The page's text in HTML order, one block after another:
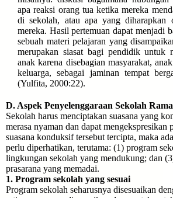
apa reaksi orang tua ketika mereka
di sekolah, atau apa yang diharapkan
mereka. Hasil pertemuan dapat menjadi
sebuah materi pelajaran yang
merupakan siasat bagi pendidik untuk
anak karena disebagian masyarakat,
keluarga, sebagai jaminan tempat
(Yulfita, 2000:22).
D. Aspek Penyelenggaraan Sekolah
Sekolah harus menciptakan suasana yang
merasa nyaman dan dapat mengekspresikan
suasana konduksif tersebut tercipta, maka
perlu diperhatikan, terutama: (1) program
lingkungan sekolah yang mendukung; dan
prasarana yang memadai.
1. Program sekolah yang sesuai
Program sekolah seharusnya disesuaikan